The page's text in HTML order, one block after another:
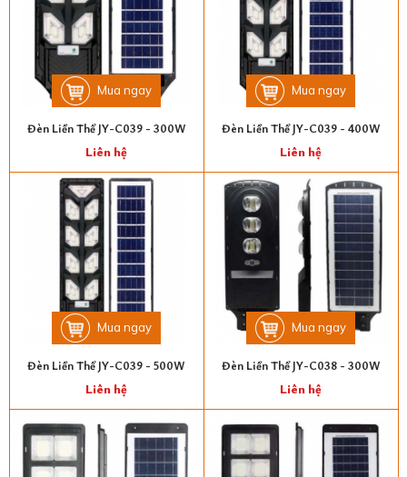
Mua ngay
Đèn Liền Thể JY-C039 - 300W
Liên hệ
Mua ngay
Đèn Liền Thể JY-C039 - 400W
Liên hệ
Mua ngay
Đèn Liền Thể JY-C039 - 500W
Liên hệ
Mua ngay
Đèn Liền Thể JY-C038 - 300W
Liên hệ